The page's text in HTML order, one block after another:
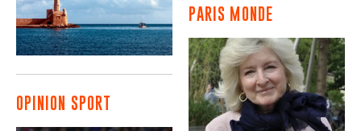
OPINION SPORT
PARIS MONDE